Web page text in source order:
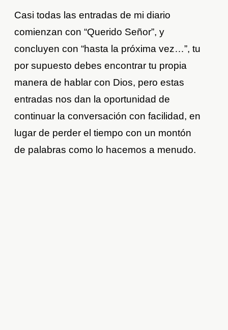
Casi todas las entradas de mi diario
comienzan con “Querido Señor”, y
concluyen con “hasta la próxima vez…”, tu
por supuesto debes encontrar tu propia
manera de hablar con Dios, pero estas
entradas nos dan la oportunidad de
continuar la conversación con facilidad, en
lugar de perder el tiempo con un montón
de palabras como lo hacemos a menudo.